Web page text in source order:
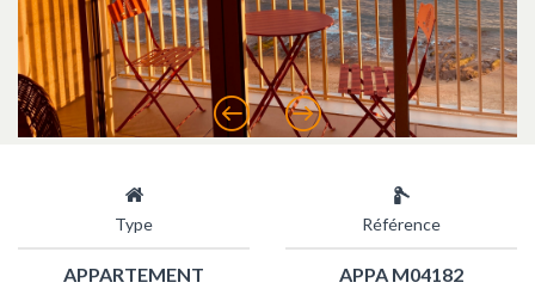
Précédent
Suivant
Type
APPARTEMENT
Référence
APPA M04182